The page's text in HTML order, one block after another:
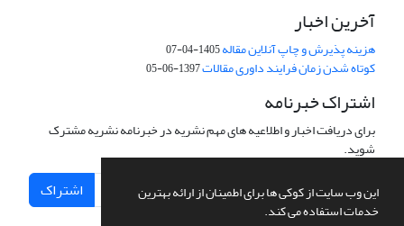
این وب سایت از کوکی ها برای اطمینان از ارائه بهترین
خدمات استفاده می کند.
آخرین اخبار
هزینه پذیرش و چاپ آنلاین مقاله1405-04-07
کوتاه شدن زمان فرایند داوری مقالات1397-06-05
اشتراک خبرنامه
برای دریافت اخبار و اطلاعیه های مهم نشریه در خبرنامه نشریه مشترک
شوید.
اشتراک